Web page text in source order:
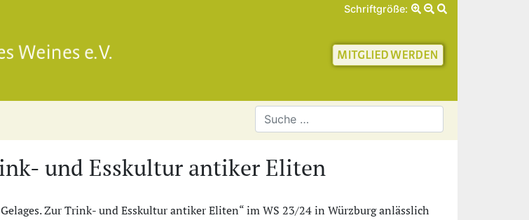
Schriftgröße:
Gesellschaft für Geschichte
und Esskultur antiker Eliten
Zur Trink- und Esskultur antiker Eliten“ im WS 23/24 in Würzburg anlässlich